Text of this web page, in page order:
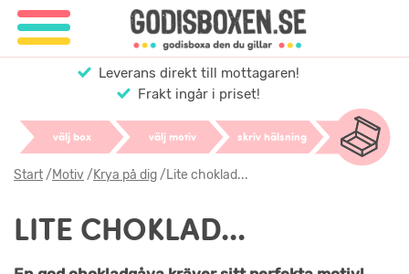
Leverans direkt till mottagaren!
Frakt ingår i priset!
välj box välj motiv skriv hälsning
Start/Motiv/Krya på dig/Lite choklad...
LITE CHOKLAD...